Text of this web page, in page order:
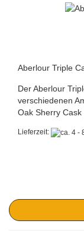
Aberlour Triple
Der Aberlour
verschiedenen
Oak Sherry Cask
Lieferzeit: